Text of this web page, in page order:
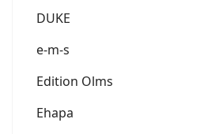
DUKE
e-m-s
Edition Olms
Ehapa